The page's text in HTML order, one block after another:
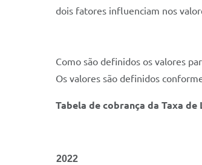
dois fatores influenciam nos
Como são definidos os valores
Os valores são definidos
Tabela de cobrança da Taxa de
2022